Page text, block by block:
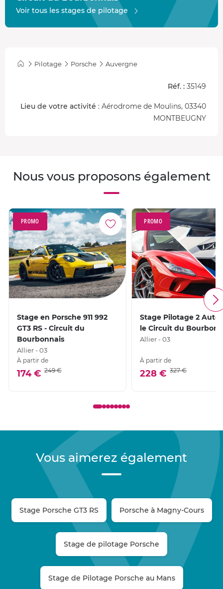
Voir tous les stages de pilotage
Pilotage Porsche Auvergne
Réf. : 35149
Lieu de votre activité : Aérodrome de Moulins, 03340
MONTBEUGNY
Nous vous proposons également
PROMO
Stage en Porsche 911 992
GT3 RS - Circuit du
Bourbonnais
Allier - 03
À partir de
174 € 249 €
PROMO
Stage Pilotage 2
le Circuit du
Allier - 03
À partir de
228 € 327 €
Vous aimerez également
Stage Porsche GT3 RS Porsche à Magny-Cours
Stage de pilotage Porsche
Stage de Pilotage Porsche au Mans